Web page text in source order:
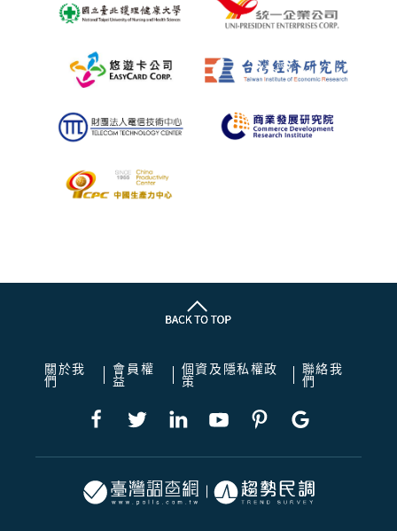
關於我
們
會員權
益
個資及隱私權政
策
聯絡我
們